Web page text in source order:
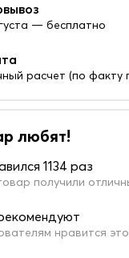
— бесплатно
расчет (по факту
любят!
1134 раз
получили
нравится